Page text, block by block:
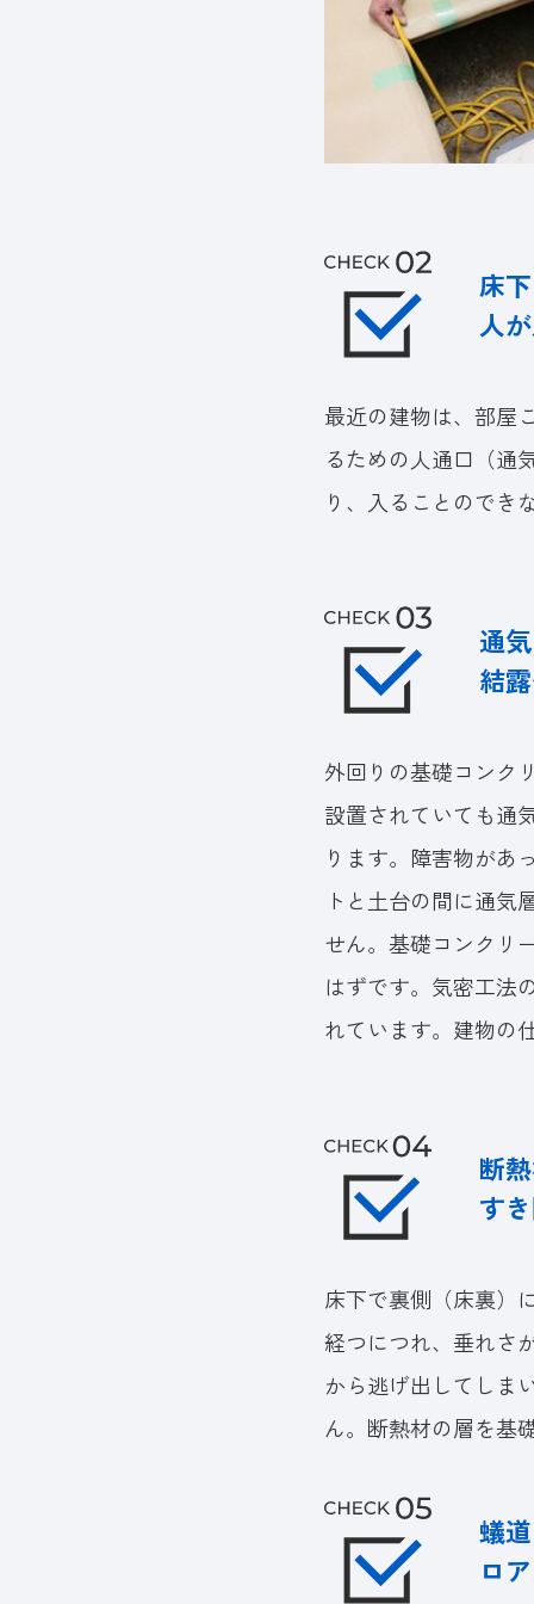
床
人
最近の建物は、部屋
るための人通口（通
り、入ることのでき
通
結
外回りの基礎コンク
設置されていても通
ります。障害物があ
トと土台の間に通気
せん。基礎コンクリ
はずです。気密工法
れています。建物の
断
す
床下で裏側（床裏）
経つにつれ、垂れさ
から逃げ出してしま
ん。断熱材の層を基
蟻
ロ